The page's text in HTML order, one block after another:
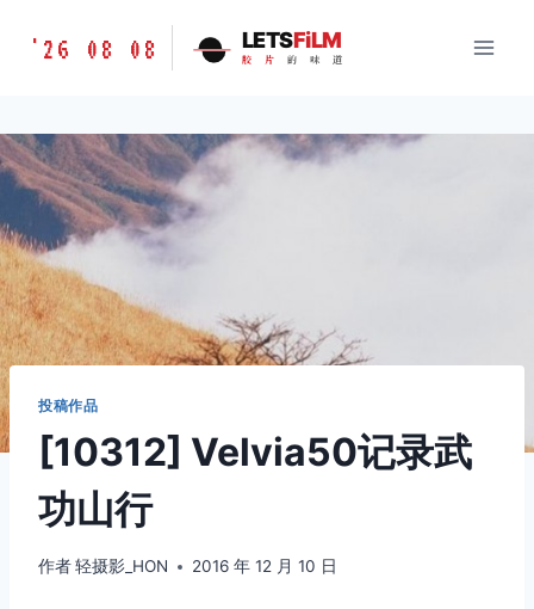
胶
味
道
LETSFILM
'26 08 08 LETSFiLM
胶 片 的 味 道
投稿作品
[10312] Velvia50记录武
功山行
作者轻摄影_HON 2016 年 12 月 10 日